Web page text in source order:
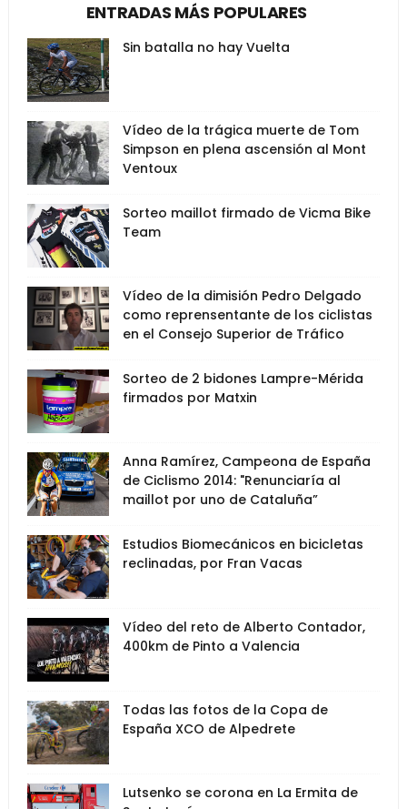
ENTRADAS MÁS POPULARES
Sin batalla no hay Vuelta
Vídeo de la trágica muerte de Tom
Simpson en plena ascensión al Mont
Ventoux
Sorteo maillot firmado de Vicma Bike
Team
Vídeo de la dimisión Pedro Delgado
como reprensentante de los ciclistas
en el Consejo Superior de Tráfico
Sorteo de 2 bidones Lampre-Mérida
firmados por Matxin
Anna Ramírez, Campeona de España
de Ciclismo 2014: "Renunciaría al
maillot por uno de Cataluña”
Estudios Biomecánicos en bicicletas
reclinadas, por Fran Vacas
Vídeo del reto de Alberto Contador,
400km de Pinto a Valencia
Todas las fotos de la Copa de
España XCO de Alpedrete
Lutsenko se corona en La Ermita de